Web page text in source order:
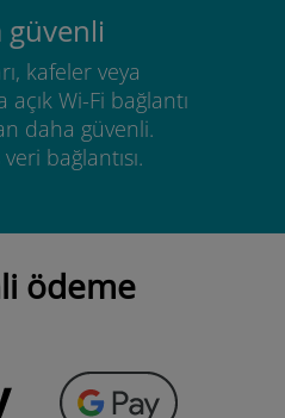
güvenli
kafeler veya
Wi-Fi bağlantı
daha güvenli.
bağlantısı.
ödeme